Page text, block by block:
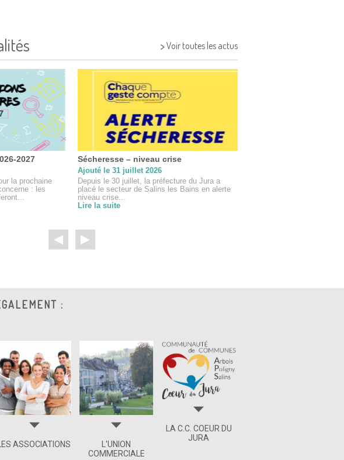
>Voir toutes les actus
2027
la prochaine
: les
Sécheresse – niveau crise
Ajouté le 31 juillet 2026
Depuis le 30 juillet, la préfecture du Jura a
placé le secteur de Salins les Bains en alerte
niveau crise...
Lire la suite
:
ASSOCIATIONS
L'UNION
COMMERCIALE
LA C.C. COEUR DU
JURA